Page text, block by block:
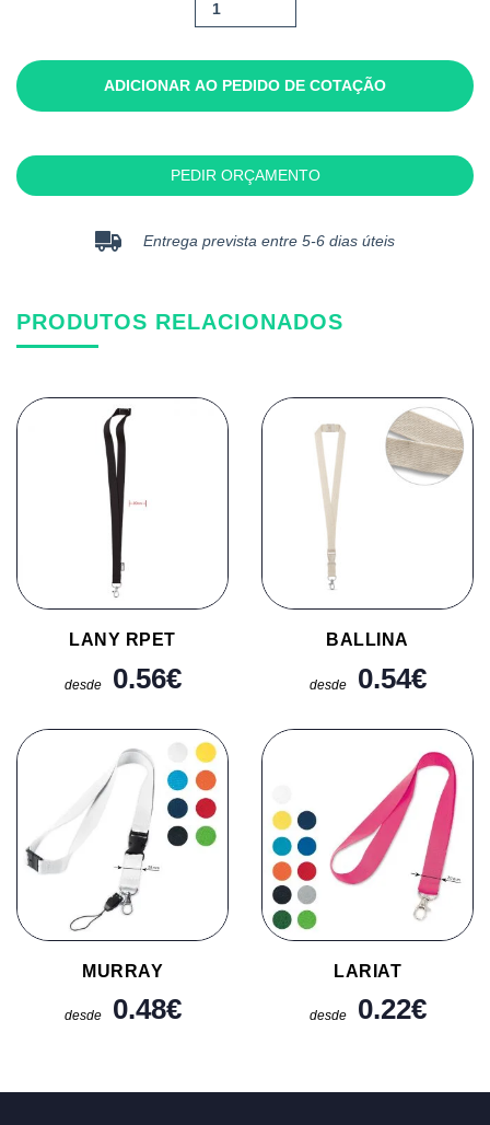
de
Bolton
ADICIONAR AO PEDIDO DE COTAÇÃO
PEDIR ORÇAMENTO
Entrega prevista entre 5-6 dias úteis
PRODUTOS RELACIONADOS
LANY RPET
desde 0.56€
BALLINA
desde 0.54€
MURRAY
desde 0.48€
LARIAT
desde 0.22€